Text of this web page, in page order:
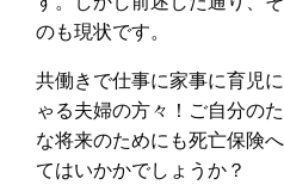
のも現状です。
共働きで仕事に家事に育児
ゃる夫婦の方々！ご自分の
な将来のためにも死亡保険
てはいかかでしょうか？